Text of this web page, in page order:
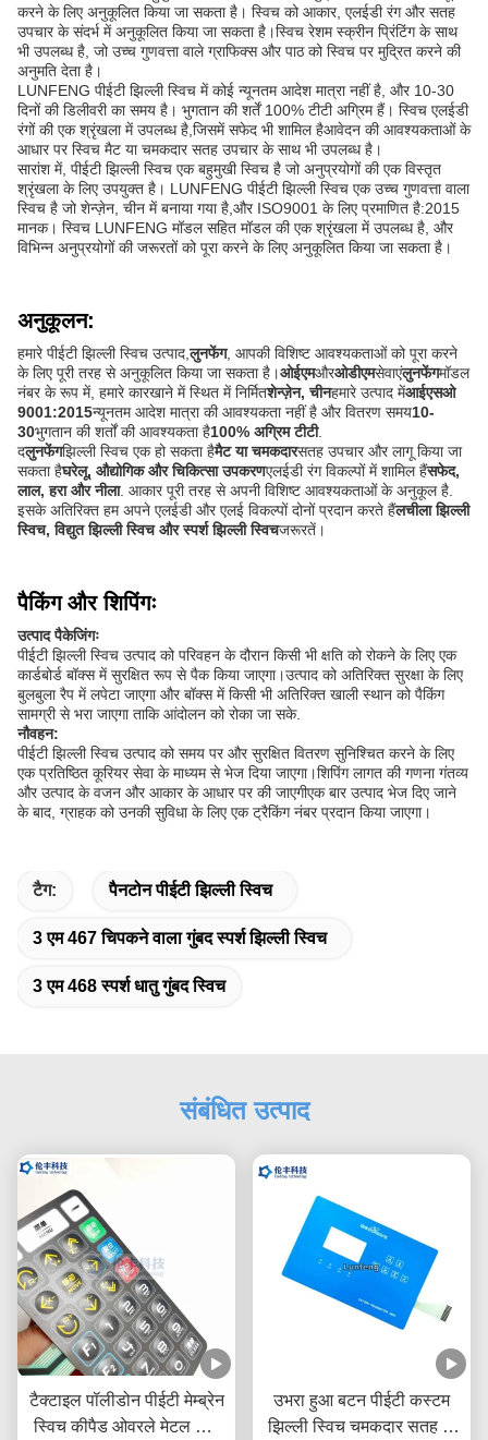
करने के लिए अनुकूलित किया जा सकता है। स्विच को आकार, एलईडी रंग और सतह
उपचार के संदर्भ में अनुकूलित किया जा सकता है।स्विच रेशम स्क्रीन प्रिंटिंग के साथ
भी उपलब्ध है, जो उच्च गुणवत्ता वाले ग्राफिक्स और पाठ को स्विच पर मुद्रित करने की
अनुमति देता है।
LUNFENG पीईटी झिल्ली स्विच में कोई न्यूनतम आदेश मात्रा नहीं है, और 10-30
दिनों की डिलीवरी का समय है। भुगतान की शर्तें 100% टीटी अग्रिम हैं। स्विच एलईडी
रंगों की एक श्रृंखला में उपलब्ध है,जिसमें सफेद भी शामिल हैआवेदन की आवश्यकताओं के
आधार पर स्विच मैट या चमकदार सतह उपचार के साथ भी उपलब्ध है।
सारांश में, पीईटी झिल्ली स्विच एक बहुमुखी स्विच है जो अनुप्रयोगों की एक विस्तृत
श्रृंखला के लिए उपयुक्त है। LUNFENG पीईटी झिल्ली स्विच एक उच्च गुणवत्ता वाला
स्विच है जो शेन्ज़ेन, चीन में बनाया गया है,और ISO9001 के लिए प्रमाणित है:2015
मानक। स्विच LUNFENG मॉडल सहित मॉडल की एक श्रृंखला में उपलब्ध है, और
विभिन्न अनुप्रयोगों की जरूरतों को पूरा करने के लिए अनुकूलित किया जा सकता है।
अनुकूलन:
हमारे पीईटी झिल्ली स्विच उत्पाद,लुनफेंग, आपकी विशिष्ट आवश्यकताओं को पूरा करने
के लिए पूरी तरह से अनुकूलित किया जा सकता है।ओईएमऔरओडीएमसेवाएंलुनफेंगमॉडल
नंबर के रूप में, हमारे कारखाने में स्थित में निर्मितशेन्ज़ेन, चीनहमारे उत्पाद मेंआईएसओ
9001:2015न्यूनतम आदेश मात्रा की आवश्यकता नहीं है और वितरण समय10-
30भुगतान की शर्तों की आवश्यकता है100% अग्रिम टीटी.
दलुनफेंगझिल्ली स्विच एक हो सकता हैमैट या चमकदारसतह उपचार और लागू किया जा
सकता हैघरेलू, औद्योगिक और चिकित्सा उपकरणएलईडी रंग विकल्पों में शामिल हैंसफेद,
लाल, हरा और नीला. आकार पूरी तरह से अपनी विशिष्ट आवश्यकताओं के अनुकूल है.
इसके अतिरिक्त हम अपने एलईडी और एलई विकल्पों दोनों प्रदान करते हैंलचीला झिल्ली
स्विच, विद्युत झिल्ली स्विच और स्पर्श झिल्ली स्विचजरूरतें।
पैकिंग और शिपिंगः
उत्पाद पैकेजिंगः
पीईटी झिल्ली स्विच उत्पाद को परिवहन के दौरान किसी भी क्षति को रोकने के लिए एक
कार्डबोर्ड बॉक्स में सुरक्षित रूप से पैक किया जाएगा।उत्पाद को अतिरिक्त सुरक्षा के लिए
बुलबुला रैप में लपेटा जाएगा और बॉक्स में किसी भी अतिरिक्त खाली स्थान को पैकिंग
सामग्री से भरा जाएगा ताकि आंदोलन को रोका जा सके.
नौवहन:
पीईटी झिल्ली स्विच उत्पाद को समय पर और सुरक्षित वितरण सुनिश्चित करने के लिए
एक प्रतिष्ठित कूरियर सेवा के माध्यम से भेज दिया जाएगा।शिपिंग लागत की गणना गंतव्य
और उत्पाद के वजन और आकार के आधार पर की जाएगीएक बार उत्पाद भेज दिए जाने
के बाद, ग्राहक को उनकी सुविधा के लिए एक ट्रैकिंग नंबर प्रदान किया जाएगा।
टैग: पैनटोन पीईटी झिल्ली स्विच
3 एम 467 चिपकने वाला गुंबद स्पर्श झिल्ली स्विच
3 एम 468 स्पर्श धातु गुंबद स्विच
संबंधित उत्पाद
टैक्टाइल पॉलीडोन पीईटी मेम्ब्रेन
स्विच कीपैड ओवरले मेटल डोम
उभरा हुआ बटन पीईटी कस्टम
झिल्ली स्विच चमकदार सतह के